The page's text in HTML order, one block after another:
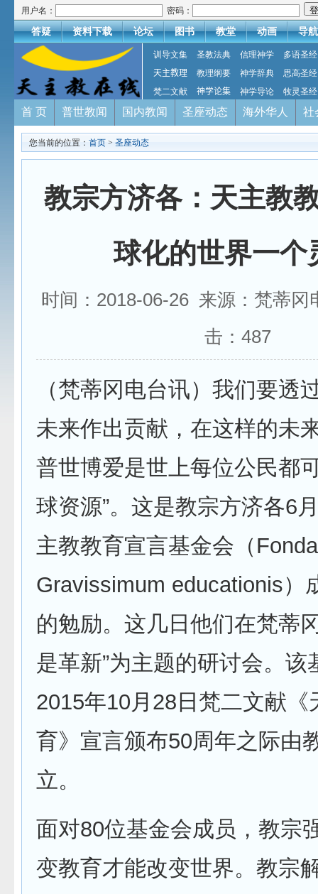
用户名： 密码：
答疑 资料下载 论坛 图书 教堂 动画 导航
训导文集 圣教法典 信理神学
多语圣经
天主教理
教理纲要 神学辞典
思高圣经
梵二文献
神学论集 神学导论 牧灵圣经
首 页 普世教闻 国内教闻 圣座动态 海外华人 社
您当前的位置： 首页 > 圣座动态
教宗方济各：天主教
球化的世界一个
时间：2018-06-26 来源：梵蒂
击： 487
（梵蒂冈电台讯）我们要透
未来作出贡献，在这样的未
普世博爱是世上每位公民都
球资源”。这是教宗方济各6
主教教育宣言基金会（
Gravissimum educationis）
的勉励。这几日他们在梵蒂
是革新”为主题的研讨会。该
2015年10月28日梵二文献《
育》宣言颁布50周年之际由
立。
面对80位基金会成员，教宗
变教育才能改变世界。教宗